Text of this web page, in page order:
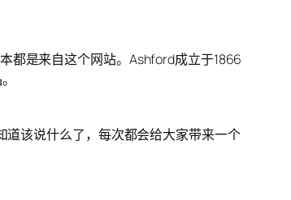
都是来自这个网站。Ashford成立于1866
该说什么了，每次都会给大家带来一个